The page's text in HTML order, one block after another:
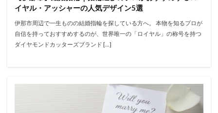
イヤル・アッシャーの人気デザイン5選
伊那市周辺で一生ものの結婚指輪を探している方へ。 本物を知るプロが
自信を持っておすすめするのが、世界唯一の「ロイヤル」の称号を持つ
ダイヤモンドカッターズブランド […]